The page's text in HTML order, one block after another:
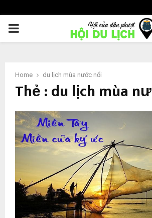
PRIMARY
Home du lịch mùa nước nổi
Thẻ : du lịch mùa